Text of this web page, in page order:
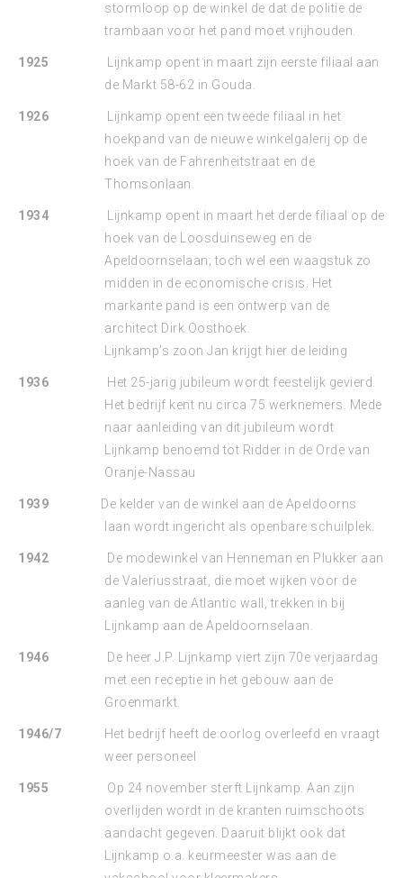
stormloop op de winkel de dat de politie de
trambaan voor het pand moet vrijhouden.
1925
Lijnkamp opent in maart zijn eerste filiaal aan
de Markt 58-62 in Gouda.
1926
Lijnkamp opent een tweede filiaal in het
hoekpand van de nieuwe winkelgalerij op de
hoek van de Fahrenheitstraat en de
Thomsonlaan.
1934
Lijnkamp opent in maart het derde filiaal op de
hoek van de Loosduinseweg en de
Apeldoornselaan; toch wel een waagstuk zo
midden in de economische crisis. Het
markante pand is een ontwerp van de
architect Dirk Oosthoek.
Lijnkamp’s zoon Jan krijgt hier de leiding
1936
Het 25-jarig jubileum wordt feestelijk gevierd.
Het bedrijf kent nu circa 75 werknemers. Mede
naar aanleiding van dit jubileum wordt
Lijnkamp benoemd tot Ridder in de Orde van
Oranje-Nassau
1939
De kelder van de winkel aan de Apeldoorns
laan wordt ingericht als openbare schuilplek.
1942
De modewinkel van Henneman en Plukker aan
de Valeriusstraat, die moet wijken voor de
aanleg van de Atlantic wall, trekken in bij
Lijnkamp aan de Apeldoornselaan.
1946
De heer J.P. Lijnkamp viert zijn 70e verjaardag
met een receptie in het gebouw aan de
Groenmarkt.
1946/7
Het bedrijf heeft de oorlog overleefd en vraagt
weer personeel
1955
Op 24 november sterft Lijnkamp. Aan zijn
overlijden wordt in de kranten ruimschoots
aandacht gegeven. Daaruit blijkt ook dat
Lijnkamp o.a. keurmeester was aan de